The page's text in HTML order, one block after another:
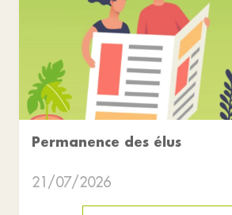
Permanence des élus
21/07/2026